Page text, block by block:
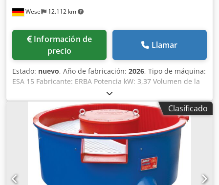
Wesel 12.112 km
Información de
precio
Llamar
Estado: nuevo, Año de fabricación: 2026, Tipo de máquina:
ESA 15 Fabricante: ERBA Potencia kW: 3,37 Volumen de la
cesta de lodos: 15 l Cjdpfeyq Rd Tsx Abijha Descripción: La
centrífuga de recirculación ESA 15 de ERBA (Nº de patente:
201606464) es una unidad profesional de tratamiento de
aguas de proceso para instalaciones de acabado
vibratorio. Dispone de un depósito de aguas residuales
con agitador, así como un depósito de agua limpia, y
puede producir hasta 600 L de agua fresca por hora. Las
partículas de suciedad se separan del agua de proceso
con una fuerza de 1500 g y se eliminan en forma de torta
Clasificado